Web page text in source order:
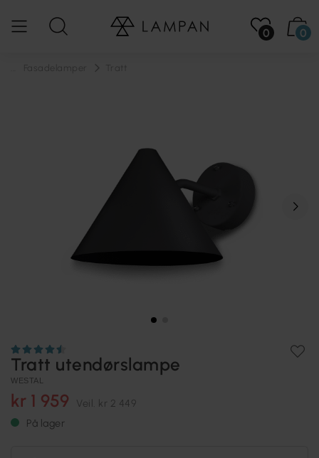
0 0
Tratt utendørslampe
WESTAL
kr 1 959 Veil. kr 2 449
På lager